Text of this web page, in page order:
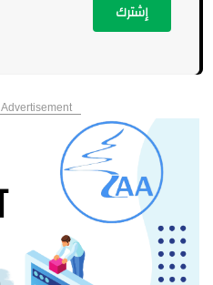
إشترك
Advertisement